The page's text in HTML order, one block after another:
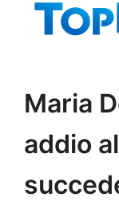
Maria
addio